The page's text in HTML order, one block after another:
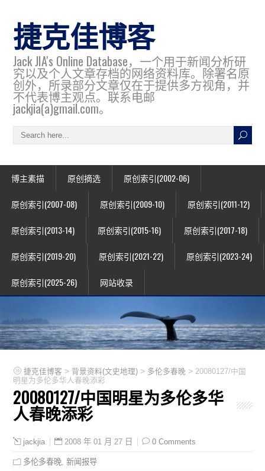
捷克佳博客
Jack JIA's Online Database，一个用于新闻分析研
究以及个人文章存档的网络资料库。除署名原
创外，所录部分文章仅在于提供多方视角，并
不代表博主观点。联系电邮
jackjia(a)gmail.com。
博主素描 原创摘选 原创索引(2002-06)
原创索引(2007-08) 原创索引(2009-10) 原创索引(2011-12)
原创索引(2013-14) 原创索引(2015-16) 原创索引(2017-18)
原创索引(2019-20) 原创索引(2021-22) 原创索引(2023-24)
原创索引(2025-26) 网站收录
捷克佳博客 > 背景资料(文史地理) > 多伦多春晚 > 20080127/中国
明星为多伦多华人春晚添彩
20080127/中国明星为多伦多华
人春晚添彩
jackjia 2008 年 01 月 27 日 0 Comments
多伦多春晚 ,新闻报导